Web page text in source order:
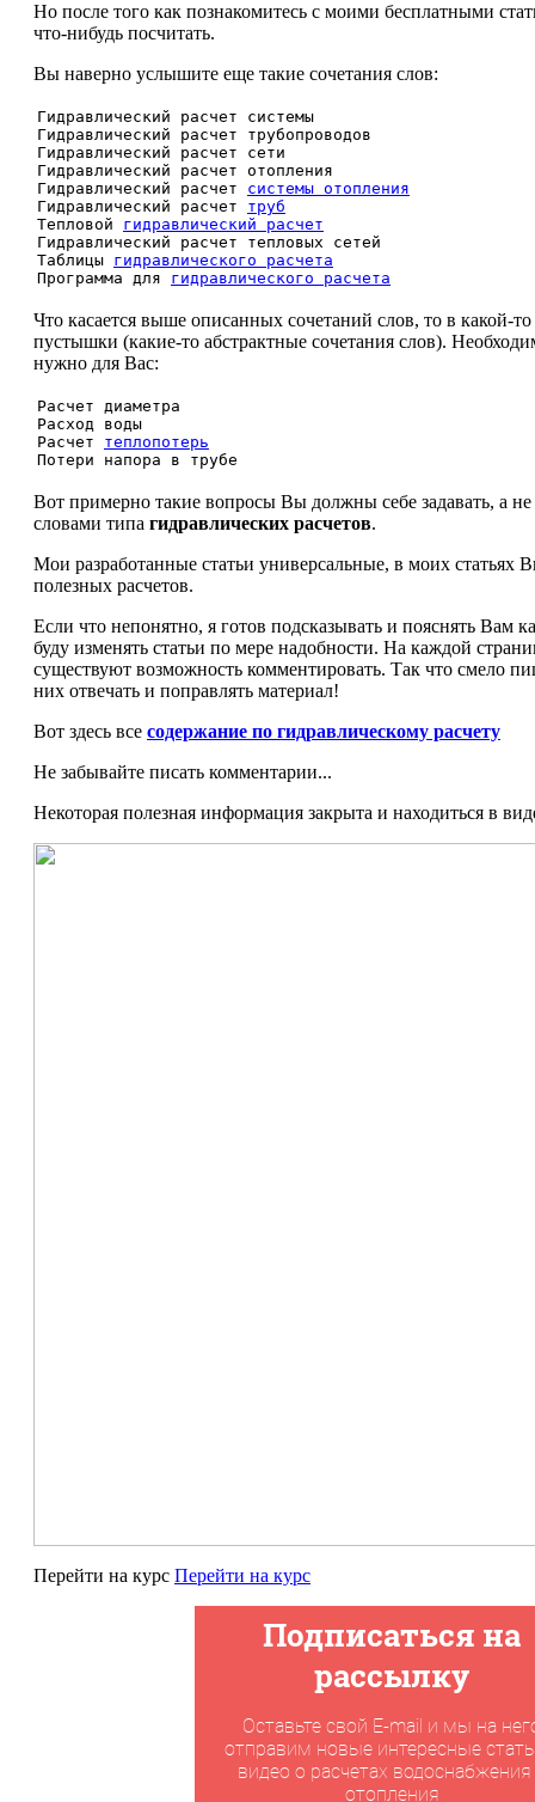
Но после того как познакомитесь с моими бесплатными
что-нибудь посчитать.
Вы наверно услышите еще такие сочетания слов:
Гидравлический расчет системы
Гидравлический расчет трубопроводов
Гидравлический расчет сети
Гидравлический расчет отопления
Гидравлический расчет системы отопления
Гидравлический расчет труб
Тепловой гидравлический расчет
Гидравлический расчет тепловых сетей
Таблицы гидравлического расчета
Программа для гидравлического расчета
Что касается выше описанных сочетаний слов, то в какой-то
пустышки (какие-то абстрактные сочетания слов).
нужно для Вас:
Расчет диаметра
Расход воды
Расчет теплопотерь
Потери напора в трубе
Вот примерно такие вопросы Вы должны себе задавать, а
словами типа гидравлических расчетов.
Мои разработанные статьи универсальные, в моих статьях
полезных расчетов.
Если что непонятно, я готов подсказывать и пояснять Вам
буду изменять статьи по мере надобности. На каждой
существуют возможность комментировать. Так что смело
них отвечать и поправлять материал!
Вот здесь все содержание по гидравлическому расчету
Не забывайте писать комментарии...
Некоторая полезная информация закрыта и находиться в
Перейти на курс Перейти на курс
Подписаться на
рассылку
Оставьте свой E-mail и мы на
отправим новые интересные
видео о расчетах водоснабжения
отопления